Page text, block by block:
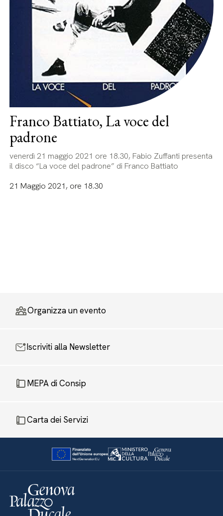
Franco Battiato, La voce del
padrone
venerdì 21 maggio 2021 ore 18.30, Fabio Zuffanti presenta
il disco “La voce del padrone” di Franco Battiato
21 Maggio 2021, ore 18.30
Organizza un evento
Iscriviti alla Newsletter
MEPA di Consip
Carta dei Servizi